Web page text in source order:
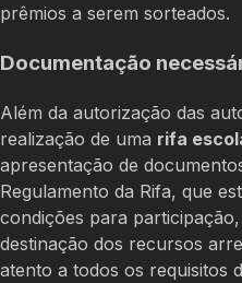
prêmios a serem sorteados.
Documentação
Além da autorização das
realização de uma rifa
apresentação de
Regulamento da Rifa, que
condições para
destinação dos recursos
atento a todos os requisitos